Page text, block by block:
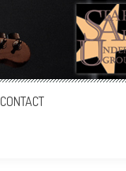
CONTACT